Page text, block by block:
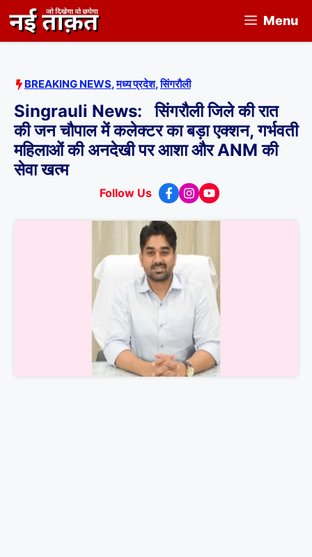
to
content
Menu
BREAKING NEWS,मध्य प्रदेश,सिंगरौली
Singrauli News: सिंगरौली जिले की रात
की जन चौपाल में कलेक्टर का बड़ा एक्शन, गर्भवती
महिलाओं की अनदेखी पर आशा और ANM की
सेवा खत्म
Follow Us